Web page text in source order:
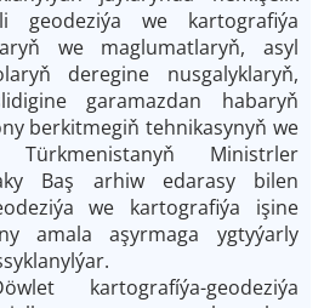
geodeziýa we kartografiýa
we maglumatlaryň, asyl
deregine nusgalyklaryň,
garamazdan habaryň
berkitmegiň tehnikasynyň we
Ministrler
Baş arhiw edarasy bilen
we kartografiýa işine
amala aşyrmaga ygtyýarly
kartografíýa-geodeziýa